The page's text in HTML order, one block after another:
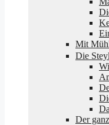
Mit
Die
Der